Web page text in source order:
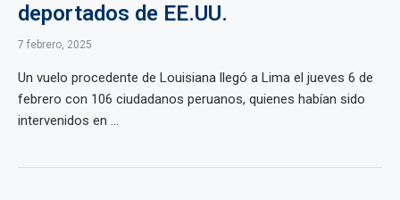
deportados de EE.UU.
7 febrero, 2025
Un vuelo procedente de Louisiana llegó a Lima el jueves 6 de
febrero con 106 ciudadanos peruanos, quienes habían sido
intervenidos en ...